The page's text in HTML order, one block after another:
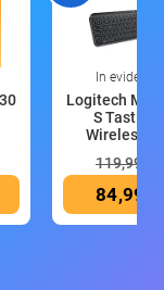
In evidenza
Logitech MX
S Tastiera
Wireless
119,99 €
84,99 €